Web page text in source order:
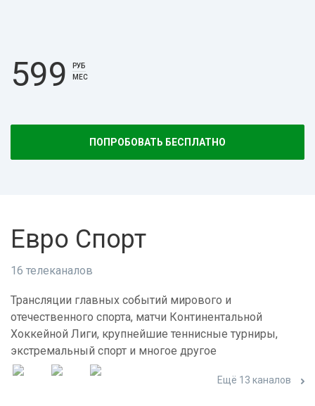
599
РУБ
МЕС
ПОПРОБОВАТЬ БЕСПЛАТНО
Евро Спорт
16 телеканалов
Трансляции главных событий мирового и
отечественного спорта, матчи Континентальной
Хоккейной Лиги, крупнейшие теннисные турниры,
экстремальный спорт и многое другое
Ещё 13 каналов